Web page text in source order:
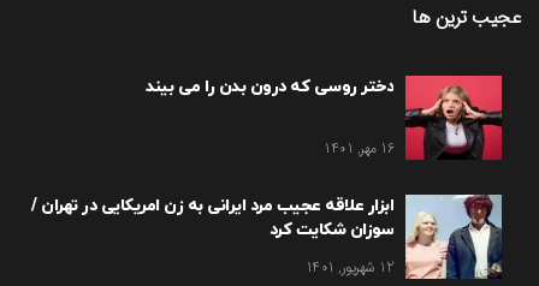
عجیب ترین ها
دختر روسی که درون بدن را می بیند
16 مهر, 1401
ابزار علاقه عجیب مرد ایرانی به زن امریکایی در تهران /
سوزان شکایت کرد
12 شهریور, 1401